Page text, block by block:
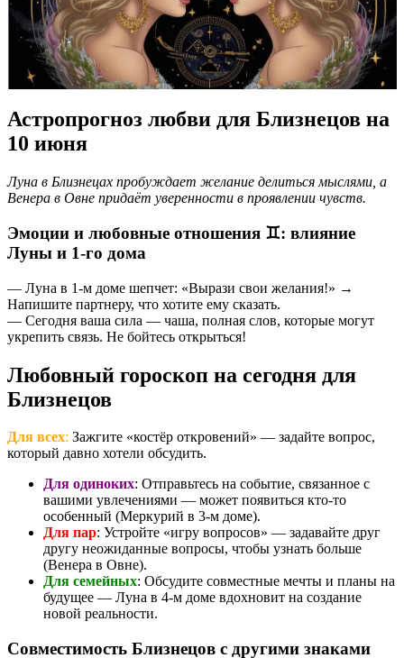
Астропрогноз любви для Близнецов на
10 июня
Луна в Близнецах пробуждает желание делиться мыслями, а
Венера в Овне придаёт уверенности в проявлении чувств.
Эмоции и любовные отношения ♊️: влияние
Луны и 1-го дома
— Луна в 1-м доме шепчет: «Вырази свои желания!» →
Напишите партнеру, что хотите ему сказать.
— Сегодня ваша сила — чаша, полная слов, которые могут
укрепить связь. Не бойтесь открыться!
Любовный гороскоп на сегодня для
Близнецов
Для всех: Зажгите «костёр откровений» — задайте вопрос,
который давно хотели обсудить.
Для одиноких: Отправьтесь на событие, связанное с
вашими увлечениями — может появиться кто-то
особенный (Меркурий в 3-м доме).
Для пар: Устройте «игру вопросов» — задавайте друг
другу неожиданные вопросы, чтобы узнать больше
(Венера в Овне).
Для семейных: Обсудите совместные мечты и планы на
будущее — Луна в 4-м доме вдохновит на создание
новой реальности.
Совместимость Близнецов с другими знаками